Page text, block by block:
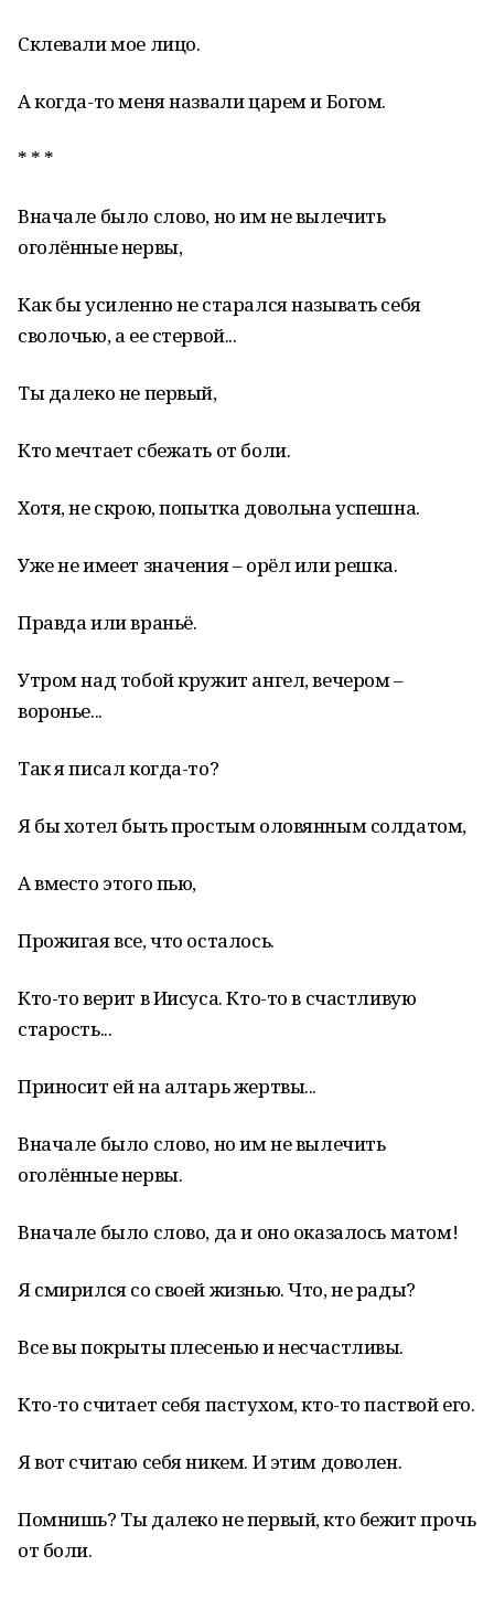
Склевали мое лицо.
А когда-то меня назвали царем и Богом.
* * *
Вначале было слово, но им не вылечить
оголённые нервы,
Как бы усиленно не старался называть себя
сволочью, а ее стервой...
Ты далеко не первый,
Кто мечтает сбежать от боли.
Хотя, не скрою, попытка довольна успешна.
Уже не имеет значения – орёл или решка.
Правда или враньё.
Утром над тобой кружит ангел, вечером –
воронье...
Так я писал когда-то?
Я бы хотел быть простым оловянным солдатом,
А вместо этого пью,
Прожигая все, что осталось.
Кто-то верит в Иисуса. Кто-то в счастливую
старость...
Приносит ей на алтарь жертвы...
Вначале было слово, но им не вылечить
оголённые нервы.
Вначале было слово, да и оно оказалось матом!
Я смирился со своей жизнью. Что, не рады?
Все вы покрыты плесенью и несчастливы.
Кто-то считает себя пастухом, кто-то паствой его.
Я вот считаю себя никем. И этим доволен.
Помнишь? Ты далеко не первый, кто бежит прочь
от боли.